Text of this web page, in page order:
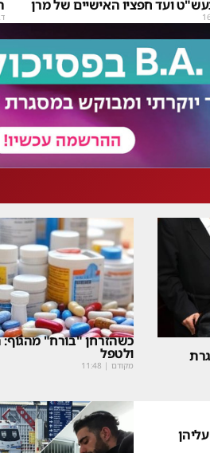
ועד חפציו האישיים של מרן
כשהזרחן "בורח"
ולטפל
מקודם |
11:48